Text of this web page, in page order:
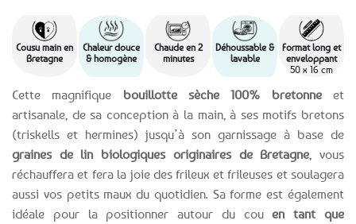
Cette magnifique bouillotte sèche 100% bretonneet
artisanale, de sa conception à la main, à ses motifs bretons
(triskells et hermines) jusqu’à son garnissage à base de
graines de lin biologiques originaires de Bretagne , vous
réchauffera et fera la joie des frileux et frileuses et soulagera
aussi vos petits maux du quotidien. Sa forme est également
idéale pour la positionner autour du couen tant que
Cousu main en
Bretagne
Chaleur douce
& homogène
Chaude en 2
minutes
Déhoussable &
lavable
Format long et
enveloppant
50 x 16 cm